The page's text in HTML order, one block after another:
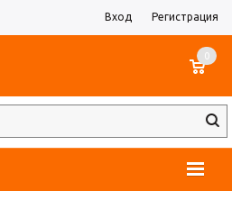
Вход Регистрация
0